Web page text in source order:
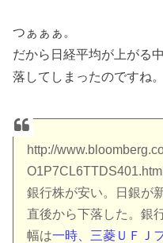
つぁぁぁ。
だから日経平均が上がる
落してしまったのですね。
http://
O1P7CL6TTDS401.html
銀行株が安い。日銀が
直後から下落した。銀
幅は一時、三菱ＵＦＪ